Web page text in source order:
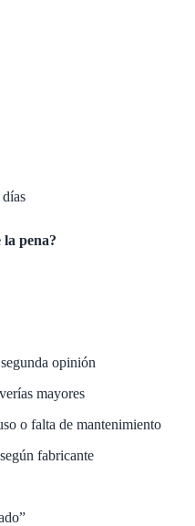
días
pena?
opinión
mayores
o falta de mantenimiento
fabricante
”